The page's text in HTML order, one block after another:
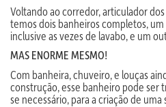
Voltando ao corredor, articulador
temos dois banheiros completos,
inclusive as vezes de lavabo, e um
MAS ENORME MESMO!
Com banheira, chuveiro, e louças
construção, esse banheiro pode ser
se necessário, para a criação de